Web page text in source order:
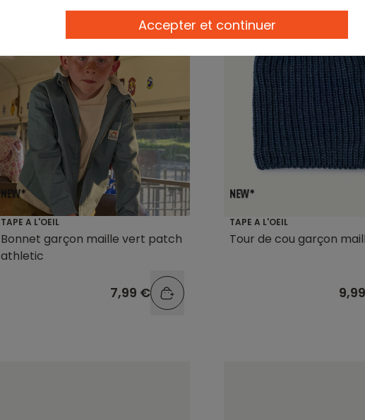
TAPE A L'OEIL
Bonnet garçon maille vert patch
athletic
7,99 €
TAPE A L'OEIL
Tour de cou garçon
Accepter et continuer